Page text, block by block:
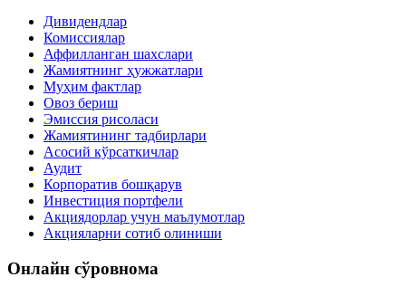
Дивидендлар
Комиссиялар
Аффилланган шахслари
Жамиятнинг ҳужжатлари
Муҳим фактлар
Овоз бериш
Эмиссия рисоласи
Жамиятининг тадбирлари
Асосий кўрсаткичлар
Аудит
Корпоратив бошқарув
Инвестиция портфели
Акциядорлар учун маълумотлар
Акцияларни сотиб олиниши
Онлайн сўровнома